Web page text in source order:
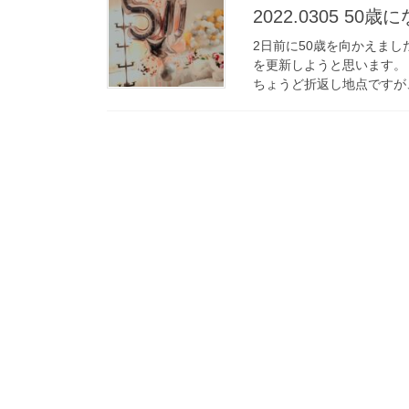
2022.0305 50歳に
2日前に50歳を向かえまし
を更新しようと思います
ちょうど折返し地点です